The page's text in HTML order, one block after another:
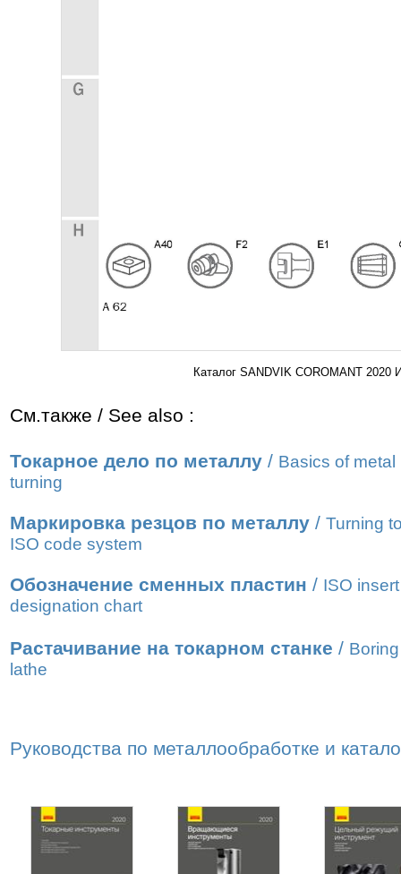
Каталог SANDVIK COROMANT 2020
См.также / See also :
Токарное дело по металлу / Basics of metal
turning
Маркировка резцов по металлу / Turning
ISO code system
Обозначение сменных пластин / ISO insert
designation chart
Растачивание на токарном станке /
lathe
Руководства по металлообработке и